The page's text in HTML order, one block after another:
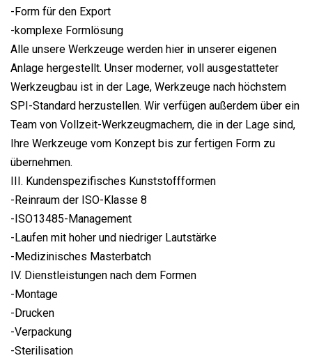
-Form für den Export
-komplexe Formlösung
Alle unsere Werkzeuge werden hier in unserer eigenen
Anlage hergestellt. Unser moderner, voll ausgestatteter
Werkzeugbau ist in der Lage, Werkzeuge nach höchstem
SPI-Standard herzustellen. Wir verfügen außerdem über ein
Team von Vollzeit-Werkzeugmachern, die in der Lage sind,
Ihre Werkzeuge vom Konzept bis zur fertigen Form zu
übernehmen.
III. Kundenspezifisches Kunststoffformen
-Reinraum der ISO-Klasse 8
-ISO13485-Management
-Laufen mit hoher und niedriger Lautstärke
-Medizinisches Masterbatch
IV. Dienstleistungen nach dem Formen
-Montage
-Drucken
-Verpackung
-Sterilisation